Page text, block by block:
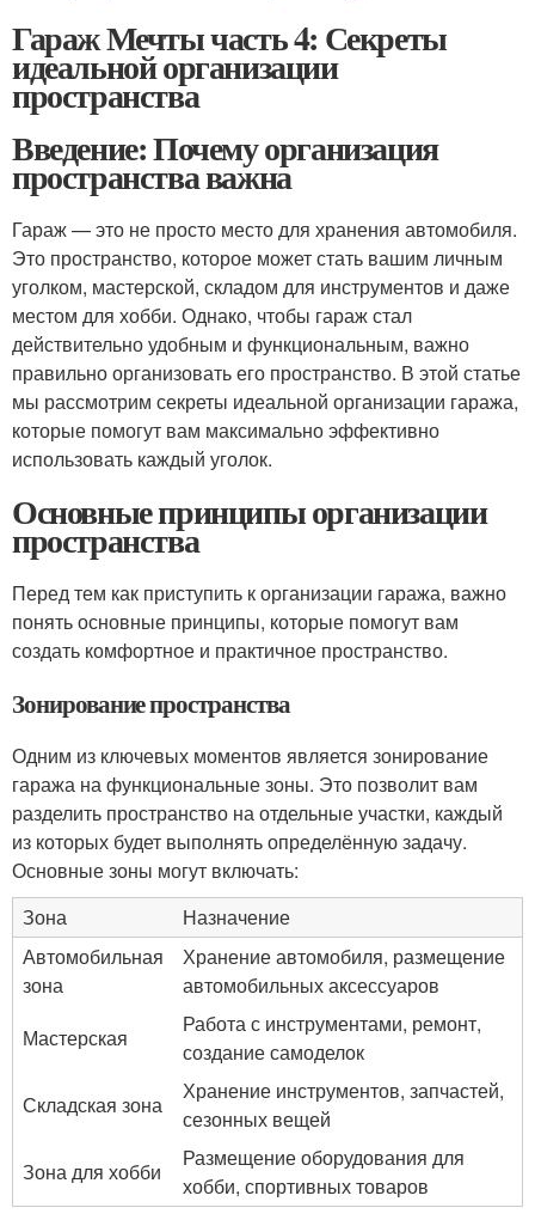
Гараж Мечты часть 4: Секреты
идеальной организации
пространства
Введение: Почему организация
пространства важна
Гараж — это не просто место для хранения автомобиля.
Это пространство, которое может стать вашим личным
уголком, мастерской, складом для инструментов и даже
местом для хобби. Однако, чтобы гараж стал
действительно удобным и функциональным, важно
правильно организовать его пространство. В этой статье
мы рассмотрим секреты идеальной организации гаража,
которые помогут вам максимально эффективно
использовать каждый уголок.
Основные принципы организации
пространства
Перед тем как приступить к организации гаража, важно
понять основные принципы, которые помогут вам
создать комфортное и практичное пространство.
Зонирование пространства
Одним из ключевых моментов является зонирование
гаража на функциональные зоны. Это позволит вам
разделить пространство на отдельные участки, каждый
из которых будет выполнять определённую задачу.
Основные зоны могут включать:
Зона
Назначение
Автомобильная
зона
Хранение автомобиля, размещение
автомобильных аксессуаров
Мастерская
Работа с инструментами, ремонт,
создание самоделок
Складская зона
Хранение инструментов, запчастей,
сезонных вещей
Зона для хобби
Размещение оборудования для
хобби, спортивных товаров